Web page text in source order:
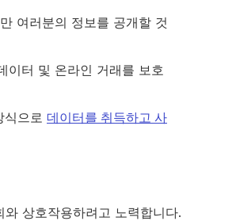
여러분의 정보를 공개할 것
이터 및 온라인 거래를 보호
식으로 데이터를 취득하고 사
상호작용하려고 노력합니다.